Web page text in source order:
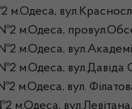
м.Одеса,
м.Одеса,
вул.